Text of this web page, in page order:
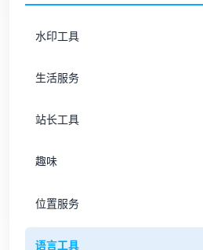
水印工具
生活服务
站长工具
趣味
位置服务
语言工具